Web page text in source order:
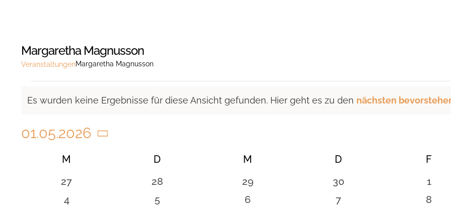
Margaretha Magnusson
VeranstaltungenMargaretha Magnusson
Es wurden keine Ergebnisse für diese Ansicht gefunden. Hier geht es zu den nächsten
01.05.2026
Datum
wählen.
Kalender
Veranstaltungen
M DDIENSTAG M DDONNERSTAG F
0
Veranstaltungen
27
0
Veranstaltungen
28
0
Veranstaltungen
29
0
Veranstaltungen
30
0
1
0
4
0
5
0
6
0
7
0
8